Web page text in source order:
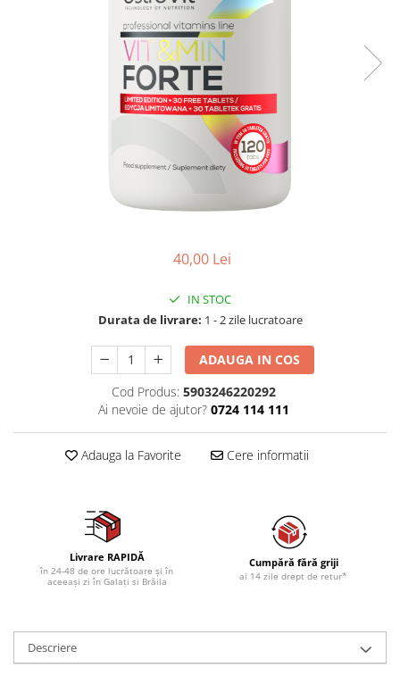
40,00 Lei
IN STOC
Durata de livrare: 1 - 2 zile lucratoare
ADAUGA IN COS
Cod Produs: 5903246220292
Ai nevoie de ajutor? 0724 114 111
Adauga la Favorite Cere informatii
Livrare RAPIDĂ
în 24-48 de ore lucrătoare și în
aceeași zi în Galați si Brăila
Cumpără fără griji
ai 14 zile drept de retur*
Descriere